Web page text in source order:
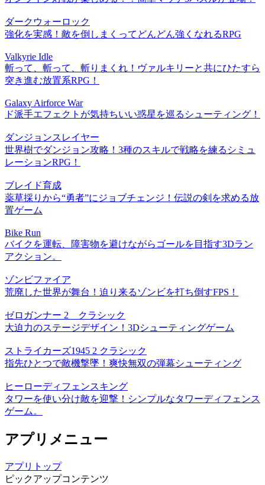
ダークウォーロック
強化を実感！敵を倒しまくってどんどん強くなれるRPG
Valkyrie Idle
斬って、斬って、斬りまくれ！ヴァルキリーと共にひたすら
突き進む放置系RPG！
Galaxy Airforce War
ド派手エフェクトが気持ちいい惑星を巡るシューティング！
ダンジョンスレイヤー
世界樹でダンジョン攻略！3種のスキルで戦略を練るシミュ
レーションRPG！
ブレイド育成
薬草採りから“勇者”にジョブチェンジ！伝説の剣を求める放
置ゲーム
Bike Run
バイクを運転、障害物を避けながらゴールを目指す3Dラン
アクション。
ゾンビファイア
荒廃した世界が舞台！迫り来るゾンビを打ち倒すFPS！
ゼロガンナー 2 クラシック
大迫力のステージデザイン！3Dシューティングゲーム
ストライカーズ1945 2 クラシック
指先ひとつで敵機撃墜！爽快無双の弾幕シューティング
ヒーローディフェンスキング
タワーを使い分け敵を迎撃！シンプルなタワーディフェンス
ゲーム。
アプリメニュー
アプリトップ
ピックアップコンテンツ